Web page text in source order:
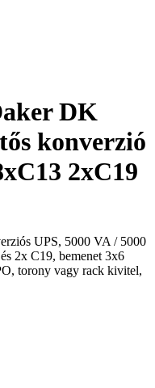
DK
konverzió
2xC19
UPS, 5000 VA / 5000
2x C19, bemenet 3x6
torony vagy rack kivitel,